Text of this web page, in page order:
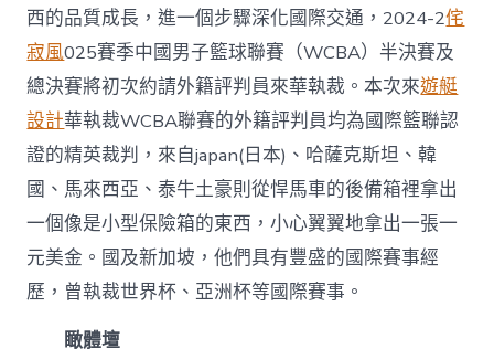
西的品質成長，進一個步驟深化國際交通，2024-2侘
寂風025賽季中國男子籃球聯賽（WCBA）半決賽及
總決賽將初次約請外籍評判員來華執裁。本次來遊艇
設計華執裁WCBA聯賽的外籍評判員均為國際籃聯認
證的精英裁判，來自japan(日本)、哈薩克斯坦、韓
國、馬來西亞、泰牛土豪則從悍馬車的後備箱裡拿出
一個像是小型保險箱的東西，小心翼翼地拿出一張一
元美金。國及新加坡，他們具有豐盛的國際賽事經
歷，曾執裁世界杯、亞洲杯等國際賽事。
瞰體壇